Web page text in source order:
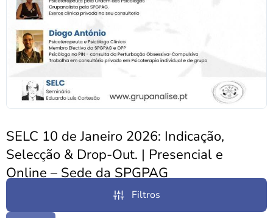
SELC 10 de Janeiro 2026: Indicação,
Selecção & Drop-Out. | Presencial e
Online – Sede da SPGPAG
31 de Dezembro, 2025
Filtros